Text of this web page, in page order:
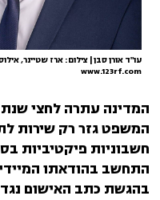
www.123rf.com
המדינה עתרה לחצי
המשפט גזר רק שירות
התחשב בהודאתו
בהגשת כתב האישום